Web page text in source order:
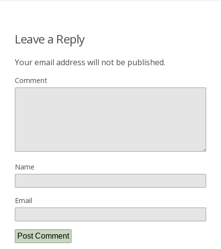
Leave a Reply
Your email address will not be published.
Comment
Name
Email